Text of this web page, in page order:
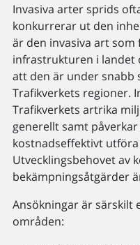
Invasiva arter sprids
konkurrerar ut den
är den invasiva art
infrastrukturen i landet
att den är under snabb
Trafikverkets regioner.
Trafikverkets artrika
generellt samt
kostnadseffektivt
Utvecklingsbehovet av
bekämpningsåtgärder
Ansökningar är särskilt
områden: